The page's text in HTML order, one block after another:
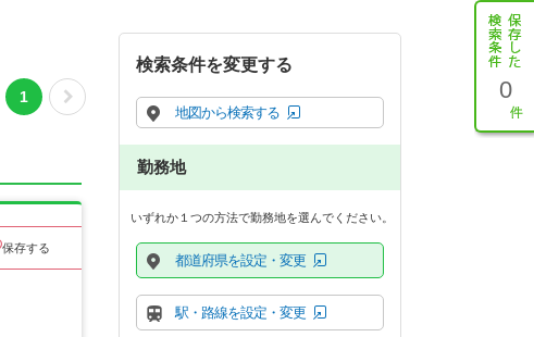
0
1
保存する
検索条件を変更する
地図から検索する
勤務地
いずれか１つの方法で勤務地を選んでください。
都道府県を設定・変更
駅・路線を設定・変更